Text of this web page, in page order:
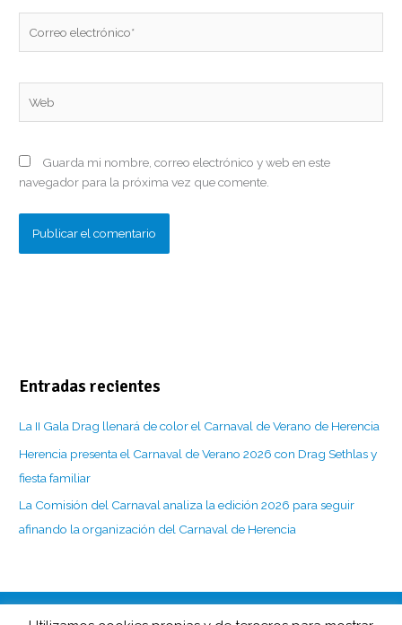
electrónico*
Guarda mi nombre, correo electrónico y web en este
navegador para la próxima vez que comente.
Entradas recientes
La II Gala Drag llenará de color el Carnaval de Verano de Herencia
Herencia presenta el Carnaval de Verano 2026 con Drag Sethlas y
fiesta familiar
La Comisión del Carnaval analiza la edición 2026 para seguir
afinando la organización del Carnaval de Herencia